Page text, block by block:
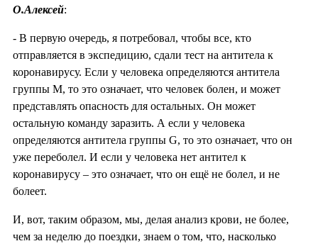
О.Алексей:
- В первую очередь, я потребовал, чтобы все, кто
отправляется в экспедицию, сдали тест на антитела к
коронавирусу. Если у человека определяются антитела
группы М, то это означает, что человек болен, и может
представлять опасность для остальных. Он может
остальную команду заразить. А если у человека
определяются антитела группы G, то это означает, что он
уже переболел. И если у человека нет антител к
коронавирусу – это означает, что он ещё не болел, и не
болеет.
И, вот, таким образом, мы, делая анализ крови, не более,
чем за неделю до поездки, знаем о том, что, насколько